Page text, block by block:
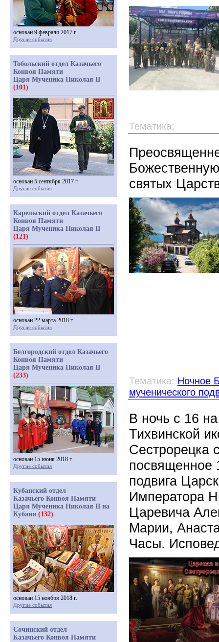
Тематика:
святых
Тематика: Ночное
мученического
В ночь с 16
Тихвинской
Сестрорецка
посвященное
подвига
Императора
Царевича
Марии,
Часы.
основан 9 февраля 2017 г.
Другие события
Тобольский отдел Казачьего
Конвоя Памяти
Царя Мученика Николая II
(101)
основан 5 сентября 2017 г.
Другие события
Карельский отдел Казачьего
Конвоя Памяти
Царя Мученика Николая II
(121)
основан 22 марта 2018 г.
Другие события
Белгородский отдел Казачьего
Конвоя Памяти
Царя Мученика Николая II
(233)
основан 15 июня 2018 г.
Другие события
Кубанский отдел
Казачьего Конвоя Памяти
Царя Мученика Николая II на
Кубани (132)
основан 15 ноября 2018 г.
Другие события
Сочинский отдел
Казачьего Конвоя Памяти